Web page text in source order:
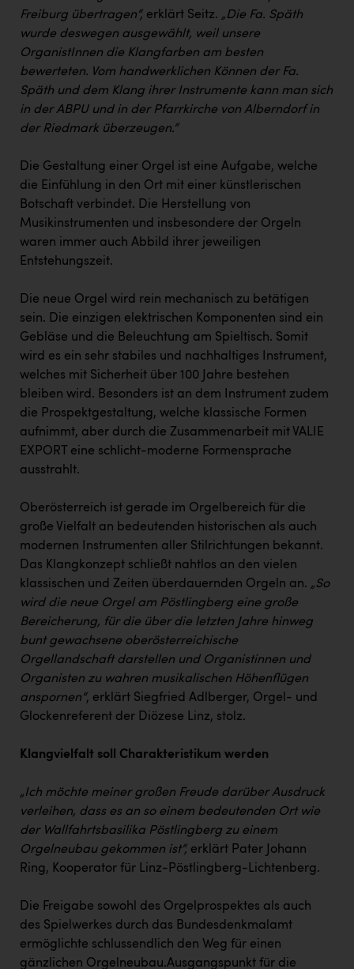
Freiburg übertragen“, erklärt Seitz. „Die Fa. Späth
wurde deswegen ausgewählt, weil unsere
OrganistInnen die Klangfarben am besten
bewerteten. Vom handwerklichen Können der Fa.
Späth und dem Klang ihrer Instrumente kann man sich
in der ABPU und in der Pfarrkirche von Alberndorf in
der Riedmark überzeugen.“
Die Gestaltung einer Orgel ist eine Aufgabe, welche
die Einfühlung in den Ort mit einer künstlerischen
Botschaft verbindet. Die Herstellung von
Musikinstrumenten und insbesondere der Orgeln
waren immer auch Abbild ihrer jeweiligen
Entstehungszeit.
Die neue Orgel wird rein mechanisch zu betätigen
sein. Die einzigen elektrischen Komponenten sind ein
Gebläse und die Beleuchtung am Spieltisch. Somit
wird es ein sehr stabiles und nachhaltiges Instrument,
welches mit Sicherheit über 100 Jahre bestehen
bleiben wird. Besonders ist an dem Instrument zudem
die Prospektgestaltung, welche klassische Formen
aufnimmt, aber durch die Zusammenarbeit mit VALIE
EXPORT eine schlicht-moderne Formensprache
ausstrahlt.
Oberösterreich ist gerade im Orgelbereich für die
große Vielfalt an bedeutenden historischen als auch
modernen Instrumenten aller Stilrichtungen bekannt.
Das Klangkonzept schließt nahtlos an den vielen
klassischen und Zeiten überdauernden Orgeln an. „So
wird die neue Orgel am Pöstlingberg eine große
Bereicherung, für die über die letzten Jahre hinweg
bunt gewachsene oberösterreichische
Orgellandschaft darstellen und Organistinnen und
Organisten zu wahren musikalischen Höhenflügen
anspornen“, erklärt Siegfried Adlberger, Orgel- und
Glockenreferent der Diözese Linz, stolz.
Klangvielfalt soll Charakteristikum werden
„Ich möchte meiner großen Freude darüber Ausdruck
verleihen, dass es an so einem bedeutenden Ort wie
der Wallfahrtsbasilika Pöstlingberg zu einem
Orgelneubau gekommen ist“, erklärt Pater Johann
Ring, Kooperator für Linz-Pöstlingberg-Lichtenberg.
Die Freigabe sowohl des Orgelprospektes als auch
des Spielwerkes durch das Bundesdenkmalamt
ermöglichte schlussendlich den Weg für einen
gänzlichen Orgelneubau.Ausgangspunkt für die